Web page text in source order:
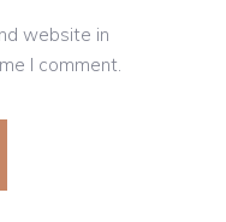
website in
I comment.